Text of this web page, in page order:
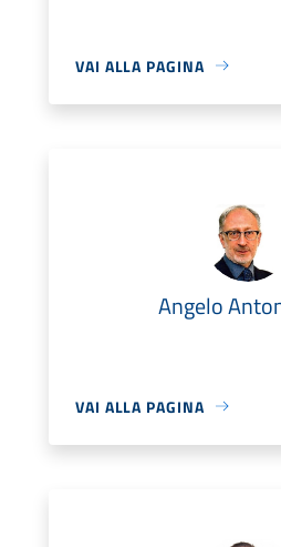
VAI ALLA PAGINA
Angelo
VAI ALLA PAGINA